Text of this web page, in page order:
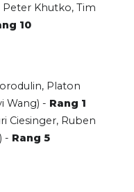
Khutko, Tim
10
Platon
Wang) - Rang 1
Ciesinger, Ruben
- Rang 5